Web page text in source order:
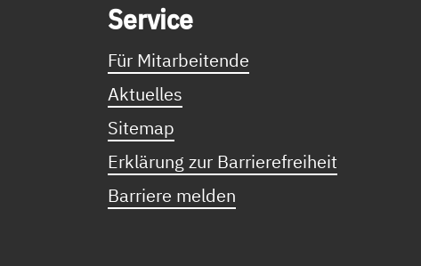
Ser­vice
Für Mitarbeitende
Aktuelles
Sitemap
Erklärung zur Barrierefreiheit
Barriere melden